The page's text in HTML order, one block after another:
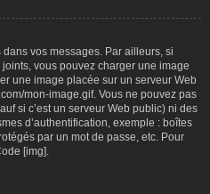
vos messages. Par ailleurs, si
vous pouvez charger une image
une image placée sur un serveur Web
mon-image.gif. Vous ne pouvez pas
si c’est un serveur Web public) ni des
d’authentification, exemple : boîtes
par un mot de passe, etc. Pour
[img].